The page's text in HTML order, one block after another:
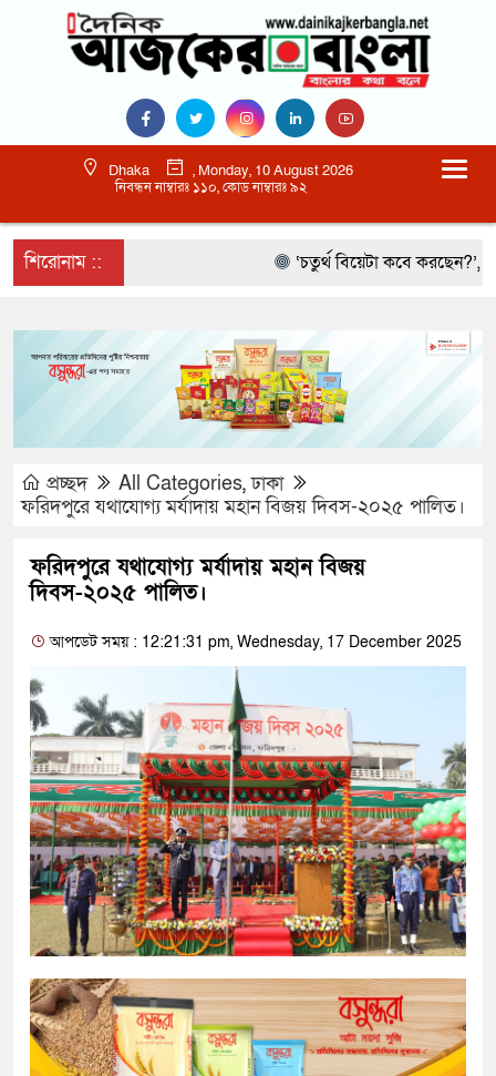
Dhaka
, Monday, 10 August 2026
নিবন্ধন নাম্বারঃ ১১০, কোড নাম্বারঃ ৯২
শিরোনাম :: ‘চতুর্থ বিয়েটা কবে করছেন?’,
প্রচ্ছদ All Categories,ঢাকা
ফরিদপুরে যথাযোগ্য মর্যাদায় মহান বিজয় দিবস-২০২৫ পালিত।
ফরিদপুরে যথাযোগ্য মর্যাদায় মহান বিজয়
দিবস-২০২৫ পালিত।
আপডেট সময় : 12:21:31 pm, Wednesday, 17 December 2025